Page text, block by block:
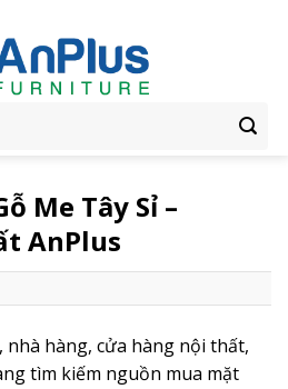
Me Tây Sỉ –
AnPlus
nhà hàng, cửa hàng nội thất,
tìm kiếm nguồn mua mặt